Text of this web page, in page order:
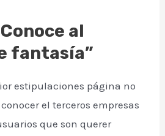
al
fantasía”
estipulaciones página no
el terceros empresas
que son querer